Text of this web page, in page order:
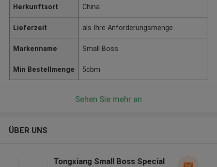
Herkunftsort China
Lieferzeit als Ihre Anforderungsmenge
Markenname Small Boss
Min Bestellmenge 5cbm
Sehen Sie mehr an
ÜBER UNS
Tongxiang Small Boss Special